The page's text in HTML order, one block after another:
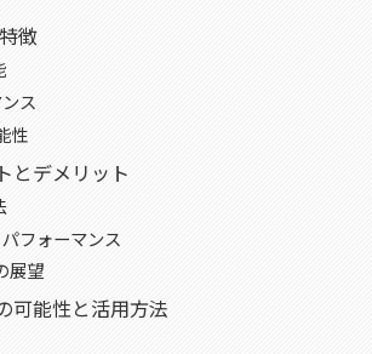
徴
ス
性
とデメリット
フォーマンス
展望
可能性と活用方法